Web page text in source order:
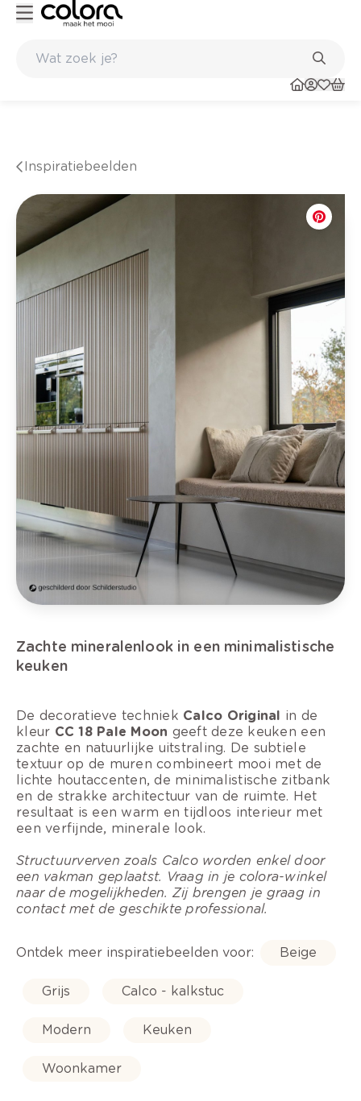
Inspiratiebeelden
Zachte mineralenlook in een minimalistische
keuken
De decoratieve techniek Calco Original in de
kleur CC 18 Pale Moon geeft deze keuken een
zachte en natuurlijke uitstraling. De subtiele
textuur op de muren combineert mooi met de
lichte houtaccenten, de minimalistische zitbank
en de strakke architectuur van de ruimte. Het
resultaat is een warm en tijdloos interieur met
een verfijnde, minerale look.
Structuurverven zoals Calco worden enkel door
een vakman geplaatst. Vraag in je colora-winkel
naar de mogelijkheden. Zij brengen je graag in
contact met de geschikte professional.
Ontdek meer inspiratiebeelden voor: Beige
Grijs Calco - kalkstuc
Modern Keuken
Woonkamer